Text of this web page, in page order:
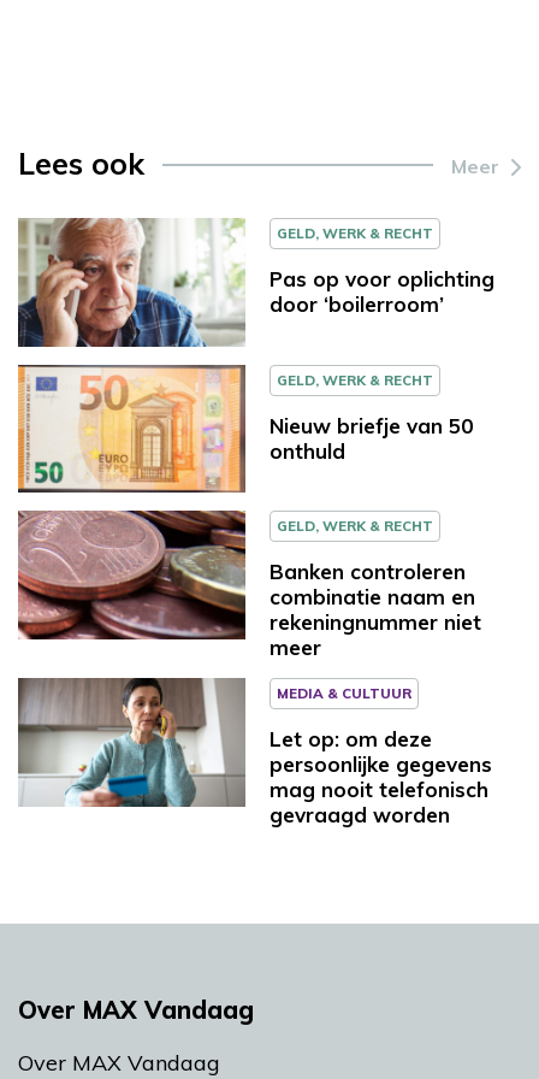
Lees ook Meer
GELD, WERK & RECHT
Pas op voor oplichting
door ‘boilerroom’
GELD, WERK & RECHT
Nieuw briefje van 50
onthuld
GELD, WERK & RECHT
Banken controleren
combinatie naam en
rekeningnummer niet
meer
MEDIA & CULTUUR
Let op: om deze
persoonlijke gegevens
mag nooit telefonisch
gevraagd worden
Over MAX Vandaag
Over MAX Vandaag